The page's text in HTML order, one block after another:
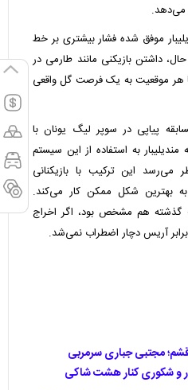
می‌دهد.
موفق شده فشار بیشتری بر خط
داشتن بازیکنی مانند طارمی در
هر موقعیت به یک فرصت گل واقعی
پیاپی در سوپر لیگ یونان با
به استفاده از این سیستم
می‌رسد این ترکیب با بازیکنانی
به بهترین شکل ممکن کار می‌کند.
هم مشخص بود، اگر اخراج
برابر آریس دچار اضطراب نمی‌شد.
مجتبی جباری سرمربی
و شکوری کنار هشت شاکی